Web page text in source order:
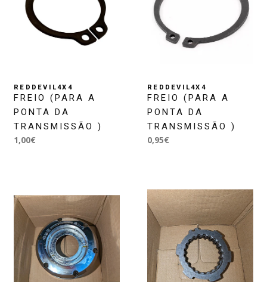
REDDEVIL4X4
FREIO (PARA A
PONTA DA
TRANSMISSÃO )
1,00€
REDDEVIL4X4
FREIO (PARA A
PONTA DA
TRANSMISSÃO )
0,95€